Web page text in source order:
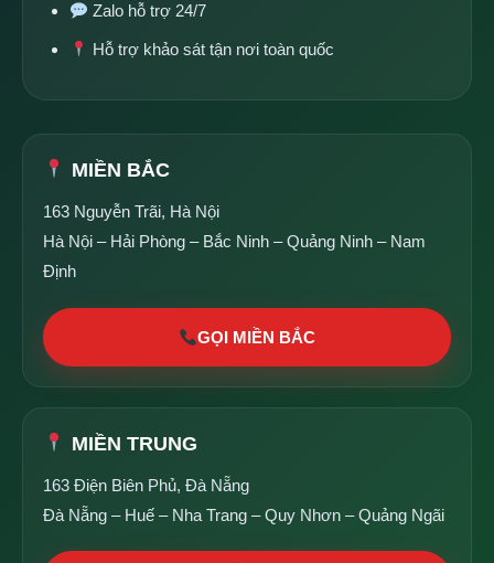
Zalo hỗ trợ 24/7
Hỗ trợ khảo sát tận nơi toàn quốc
MIỀN BẮC
163 Nguyễn Trãi, Hà Nội
Hà Nội – Hải Phòng – Bắc Ninh – Quảng Ninh – Nam
Định
GỌI MIỀN BẮC
MIỀN TRUNG
163 Điện Biên Phủ, Đà Nẵng
Đà Nẵng – Huế – Nha Trang – Quy Nhơn – Quảng Ngãi